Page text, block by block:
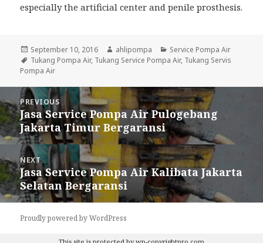
especially the artificial center and penile prosthesis.
Posted
on
September 10, 2016 Author
ahlipompa Categories
Service Pompa Air
Tags
Tukang Pompa Air, Tukang Service Pompa Air, Tukang Servis
Pompa Air
Post
navigation
PREVIOUS
Previous
post:
Jasa Service Pompa Air Pulogebang
Jakarta Timur Bergaransi
NEXT
Next
post:
Jasa Service Pompa Air Kalibata Jakarta
Selatan Bergaransi
Proudly powered by WordPress